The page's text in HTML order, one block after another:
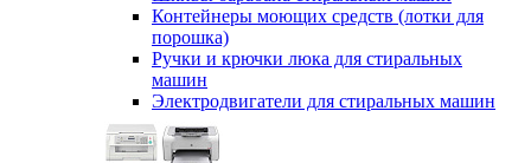
Контейнеры моющих средств (лотки для
порошка)
Ручки и крючки люка для стиральных
машин
Электродвигатели для стиральных машин